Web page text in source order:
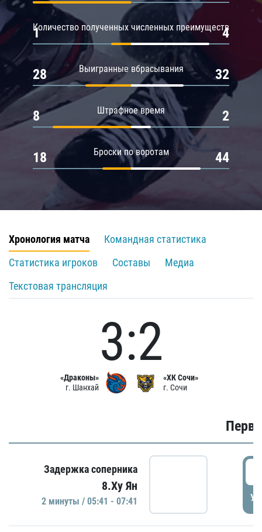
Количество полученных численных преимуществ
1 4
Выигранные вбрасывания
28 32
Штрафное время
8 2
Броски по воротам
18 44
Хронология матча
Командная статистика
Статистика игроков
Составы
Медиа
Текстовая трансляция
«Драконы»
г. Шанхай
3:2
«ХК Сочи»
г. Сочи
Задержка соперника
8.Ху Ян
2 минуты / 05:41 - 07:41